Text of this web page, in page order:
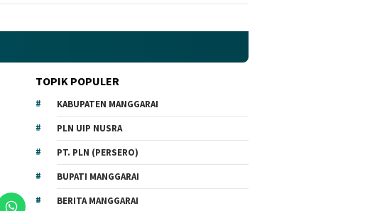
TOPIK POPULER
KABUPATEN MANGGARAI
PLN UIP NUSRA
PT. PLN (PERSERO)
BUPATI MANGGARAI
BERITA MANGGARAI